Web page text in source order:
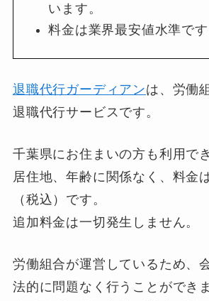
います。
料金は業界最安値水準です
退職代行ガーディアンは、労働
退職代行サービスです。
千葉県にお住まいの方も利用で
居住地、年齢に関係なく、料金
（税込）です。
追加料金は一切発生しません。
労働組合が運営しているため、
法的に問題なく行うことができ